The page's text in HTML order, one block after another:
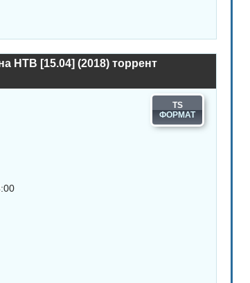
НТВ [15.04] (2018) торрент
TS